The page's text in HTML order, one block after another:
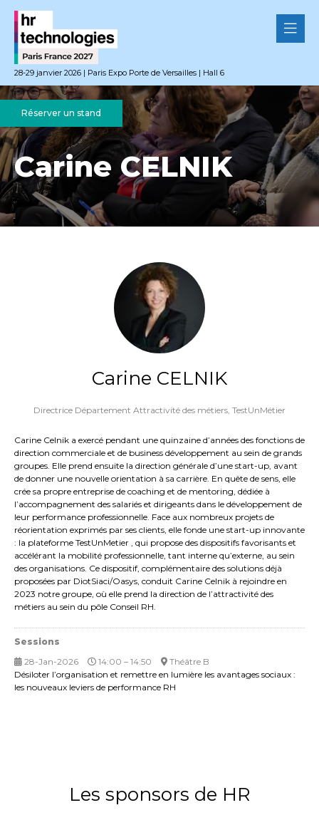
28-29 janvier 2026 | Paris Expo Porte de Versailles | Hall 6
Réserver un stand
Carine CELNIK
Carine CELNIK
Directrice Département Attractivité des métiers, TestUnMétier
Carine Celnik a exercé pendant une quinzaine d’années des fonctions de
direction commerciale et de business développement au sein de grands
groupes. Elle prend ensuite la direction générale d’une start-up, avant
de donner une nouvelle orientation à sa carrière. En quête de sens, elle
crée sa propre entreprise de coaching et de mentoring, dédiée à
l’accompagnement des salariés et dirigeants dans le développement de
leur performance professionnelle. Face aux nombreux projets de
réorientation exprimés par ses clients, elle fonde une start-up innovante
: la plateforme TestUnMetier , qui propose des dispositifs favorisants et
accélérant la mobilité professionnelle, tant interne qu’externe, au sein
des organisations. Ce dispositif, complémentaire des solutions déjà
proposées par DiotSiaci/Oasys, conduit Carine Celnik à rejoindre en
2023 notre groupe, où elle prend la direction de l’attractivité des
métiers au sein du pôle Conseil RH.
Sessions
28-Jan-2026
14:00 – 14:50
Théâtre B
Désiloter l’organisation et remettre en lumière les avantages sociaux :
les nouveaux leviers de performance RH
Les sponsors de HR